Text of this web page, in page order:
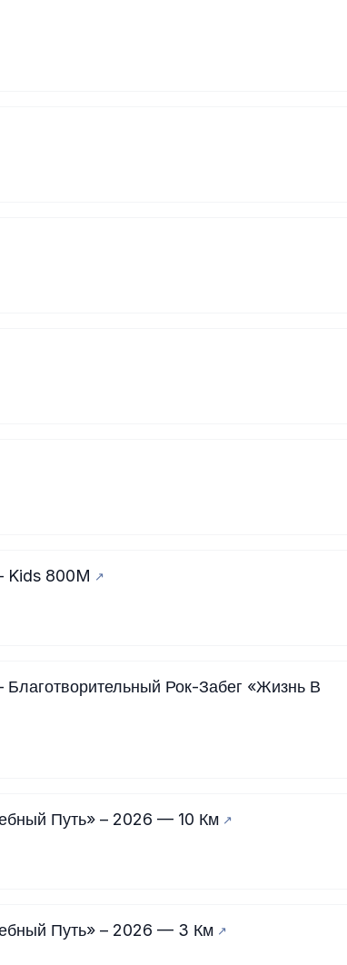
Kids 800M
Рок-Забег «Жизнь В
Путь» – 2026 — 10 Км
Путь» – 2026 — 3 Км